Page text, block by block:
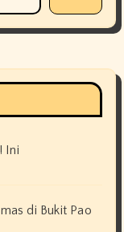
Ini
di Bukit Pao